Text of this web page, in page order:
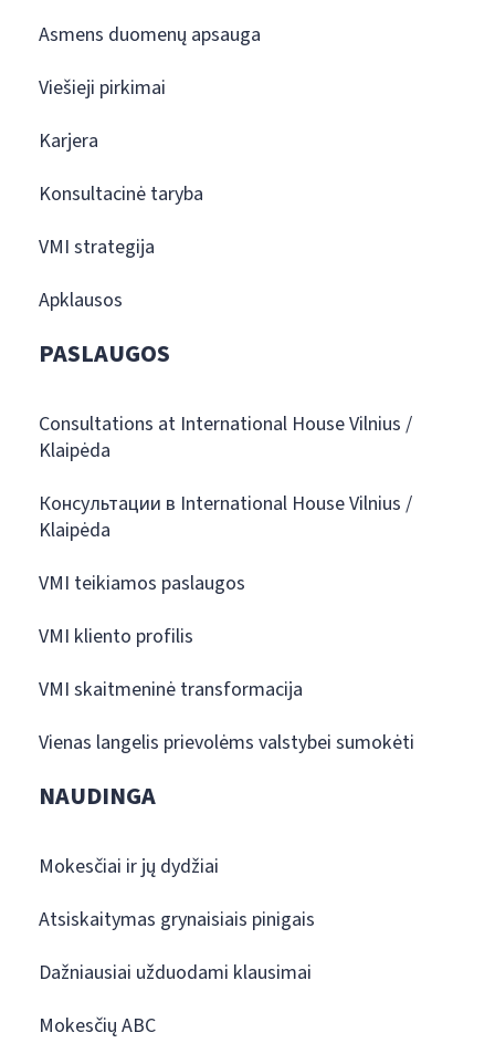
Asmens duomenų apsauga
Viešieji pirkimai
Karjera
Konsultacinė taryba
VMI strategija
Apklausos
PASLAUGOS
Consultations at International House Vilnius /
Klaipėda
Консультации в International House Vilnius /
Klaipėda
VMI teikiamos paslaugos
VMI kliento profilis
VMI skaitmeninė transformacija
Vienas langelis prievolėms valstybei sumokėti
NAUDINGA
Mokesčiai ir jų dydžiai
Atsiskaitymas grynaisiais pinigais
Dažniausiai užduodami klausimai
Mokesčių ABC